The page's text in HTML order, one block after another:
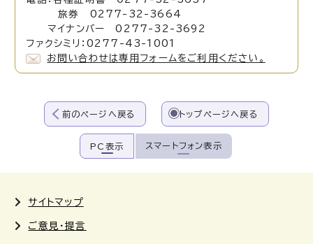
旅券 0277-32-3664
マイナンバー 0277-32-3692
ファクシミリ：0277-43-1001
お問い合わせは専用フォームをご利用ください。
前のページへ戻る トップページへ戻る
PC表示 スマートフォン表示
サイトマップ
ご意見・提言